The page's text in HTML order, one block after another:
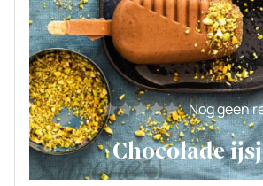
Nog geen
Chocolade